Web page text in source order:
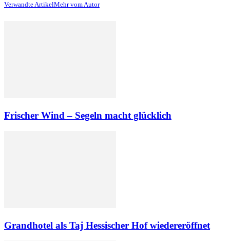
Verwandte ArtikelMehr vom Autor
Frischer Wind – Segeln macht glücklich
Grandhotel als Taj Hessischer Hof wiedereröffnet